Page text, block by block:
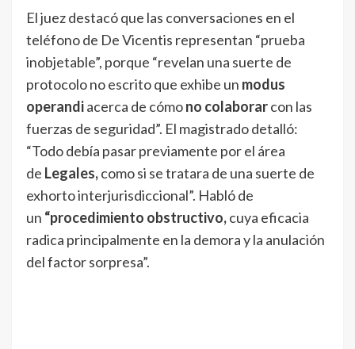
El juez destacó que las conversaciones en el
teléfono de De Vicentis representan “prueba
inobjetable”, porque “revelan una suerte de
protocolo no escrito que exhibe un modus
operandiacerca de cómono colaborarcon las
fuerzas de seguridad”. El magistrado detalló:
“Todo debía pasar previamente por el área
de Legales,como si se tratara de una suerte de
exhorto interjurisdiccional”. Habló de
un “procedimiento obstructivo,cuya eficacia
radica principalmente en la demora y la anulación
del factor sorpresa”.